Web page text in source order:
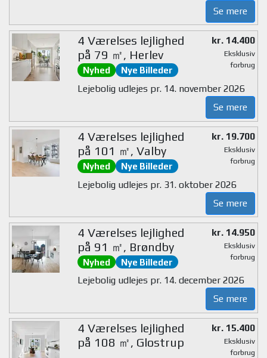
Se mere
4 Værelses lejlighed
på 79 ㎡, Herlev
Nyhed Nye Billeder
kr. 14.400
Eksklusiv
forbrug
Lejebolig udlejes pr. 14. november 2026
Se mere
4 Værelses lejlighed
på 101 ㎡, Valby
Nyhed Nye Billeder
kr. 19.700
Eksklusiv
forbrug
Lejebolig udlejes pr. 31. oktober 2026
Se mere
4 Værelses lejlighed
på 91 ㎡, Brøndby
Nyhed Nye Billeder
kr. 14.950
Eksklusiv
forbrug
Lejebolig udlejes pr. 14. december 2026
Se mere
4 Værelses lejlighed
på 108 ㎡, Glostrup
kr. 15.400
Eksklusiv
forbrug